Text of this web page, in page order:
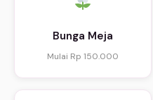
Bunga Meja
Mulai Rp 150.000